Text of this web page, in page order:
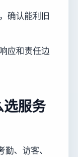
确认能利旧
应和责任边
选服务
、访客、